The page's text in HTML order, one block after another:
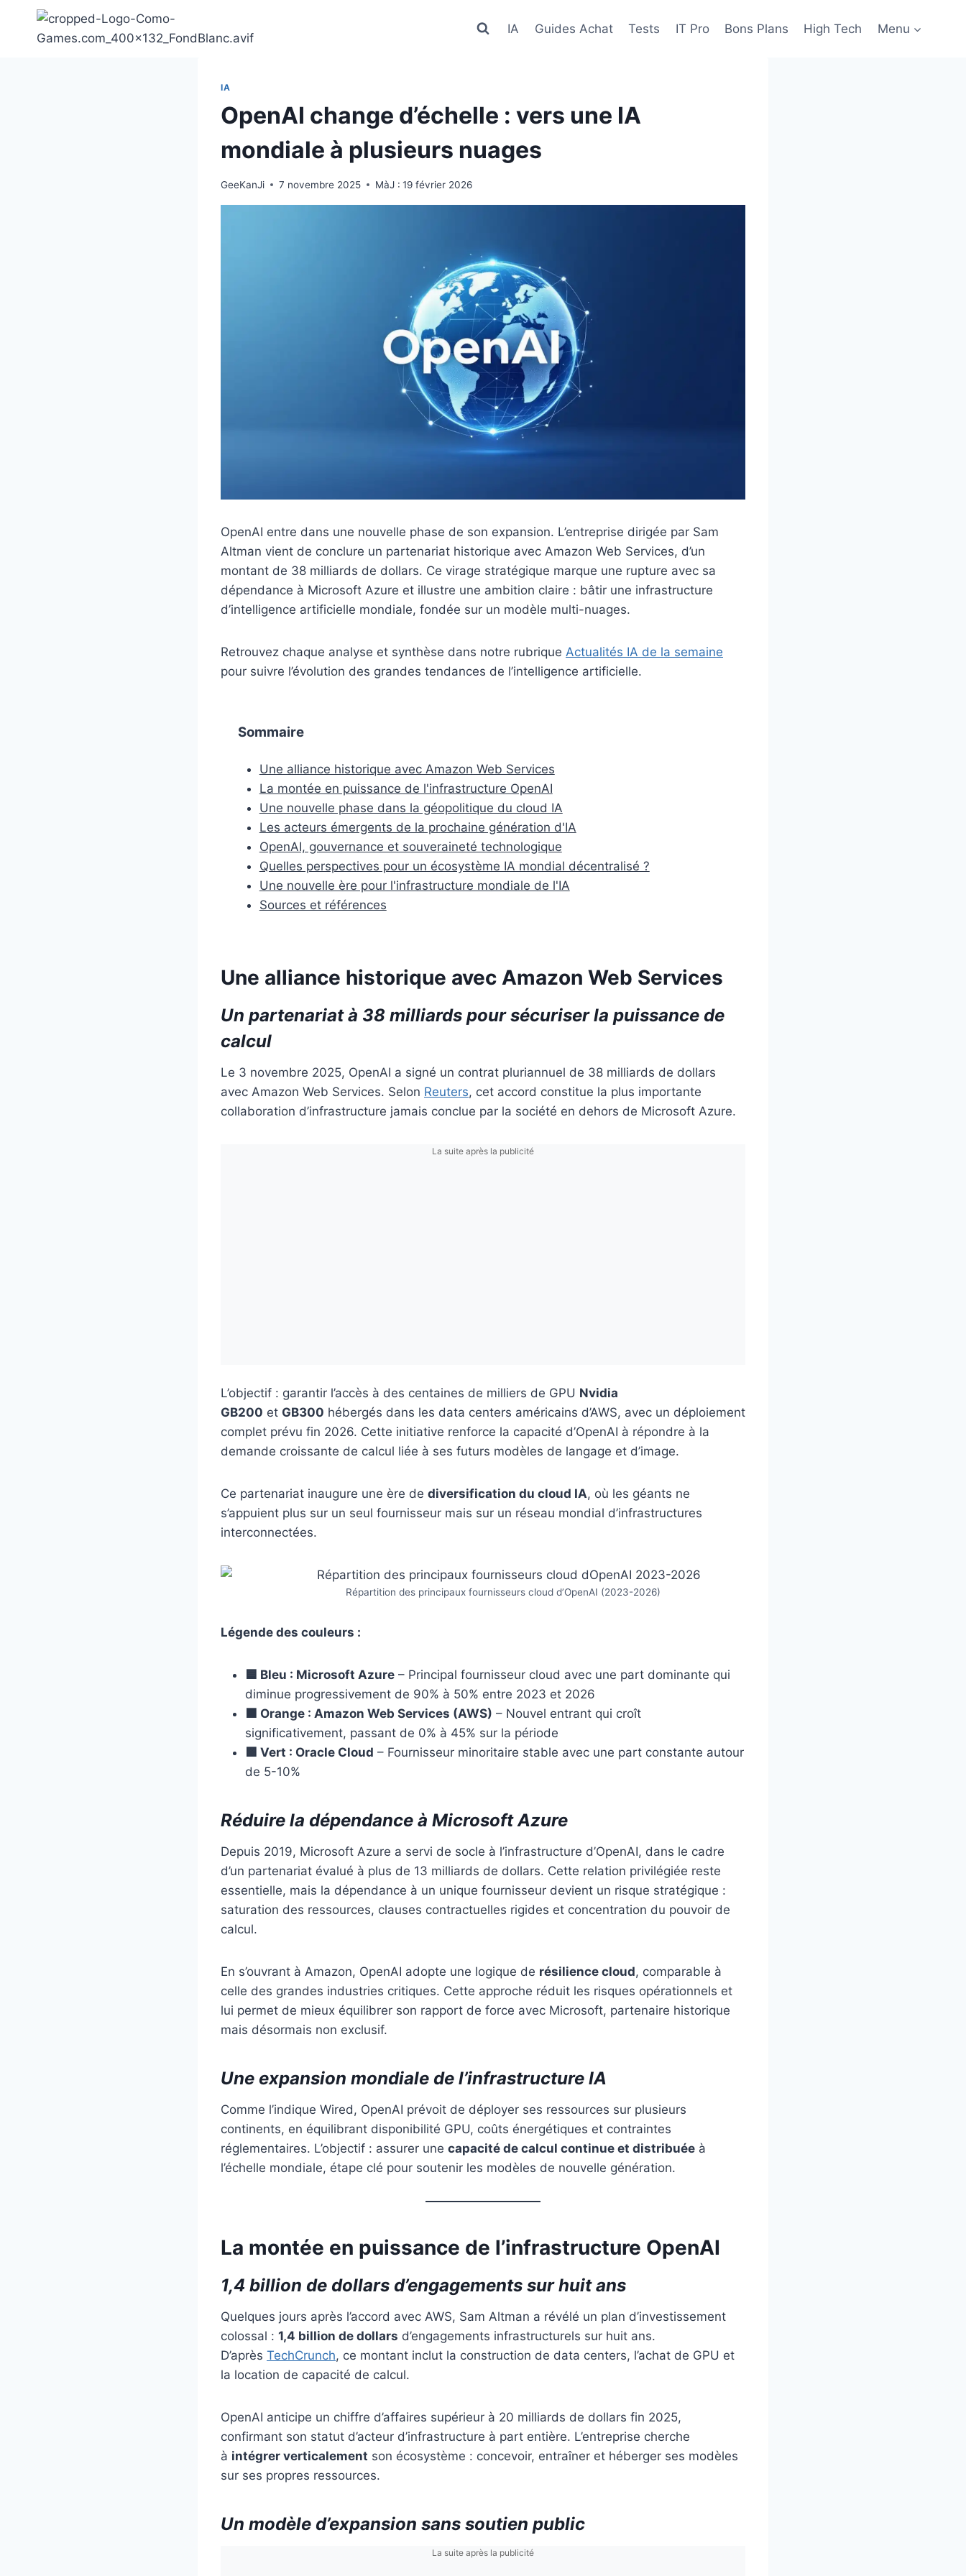
contenu
IA Guides Achat Tests IT Pro Bons Plans High Tech Menu
IA
OpenAI change d’échelle : vers une IA
mondiale à plusieurs nuages
GeeKanJi 7 novembre 2025 MàJ : 19 février 2026
OpenAI entre dans une nouvelle phase de son expansion. L’entreprise dirigée par Sam
Altman vient de conclure un partenariat historique avec Amazon Web Services, d’un
montant de 38 milliards de dollars. Ce virage stratégique marque une rupture avec sa
dépendance à Microsoft Azure et illustre une ambition claire : bâtir une infrastructure
d’intelligence artificielle mondiale, fondée sur un modèle multi-nuages.
Retrouvez chaque analyse et synthèse dans notre rubrique Actualités IA de la semaine
pour suivre l’évolution des grandes tendances de l’intelligence artificielle.
Sommaire
Une alliance historique avec Amazon Web Services
La montée en puissance de l'infrastructure OpenAI
Une nouvelle phase dans la géopolitique du cloud IA
Les acteurs émergents de la prochaine génération d'IA
OpenAI, gouvernance et souveraineté technologique
Quelles perspectives pour un écosystème IA mondial décentralisé ?
Une nouvelle ère pour l'infrastructure mondiale de l'IA
Sources et références
Une alliance historique avec Amazon Web Services
Un partenariat à 38 milliards pour sécuriser la puissance de
calcul
Le 3 novembre 2025, OpenAI a signé un contrat pluriannuel de 38 milliards de dollars
avec Amazon Web Services. Selon Reuters, cet accord constitue la plus importante
collaboration d’infrastructure jamais conclue par la société en dehors de Microsoft Azure.
La suite après la publicité
L’objectif : garantir l’accès à des centaines de milliers de GPU Nvidia
GB200 et GB300 hébergés dans les data centers américains d’AWS, avec un déploiement
complet prévu fin 2026. Cette initiative renforce la capacité d’OpenAI à répondre à la
demande croissante de calcul liée à ses futurs modèles de langage et d’image.
Ce partenariat inaugure une ère de diversification du cloud IA, où les géants ne
s’appuient plus sur un seul fournisseur mais sur un réseau mondial d’infrastructures
interconnectées.
Répartition des principaux fournisseurs cloud d’OpenAI (2023-2026)
Légende des couleurs :
🟦 Bleu : Microsoft Azure – Principal fournisseur cloud avec une part dominante qui
diminue progressivement de 90% à 50% entre 2023 et 2026
🟧 Orange : Amazon Web Services (AWS) – Nouvel entrant qui croît
significativement, passant de 0% à 45% sur la période
🟩 Vert : Oracle Cloud – Fournisseur minoritaire stable avec une part constante autour
de 5-10%
Réduire la dépendance à Microsoft Azure
Depuis 2019, Microsoft Azure a servi de socle à l’infrastructure d’OpenAI, dans le cadre
d’un partenariat évalué à plus de 13 milliards de dollars. Cette relation privilégiée reste
essentielle, mais la dépendance à un unique fournisseur devient un risque stratégique :
saturation des ressources, clauses contractuelles rigides et concentration du pouvoir de
calcul.
En s’ouvrant à Amazon, OpenAI adopte une logique de résilience cloud, comparable à
celle des grandes industries critiques. Cette approche réduit les risques opérationnels et
lui permet de mieux équilibrer son rapport de force avec Microsoft, partenaire historique
mais désormais non exclusif.
Une expansion mondiale de l’infrastructure IA
Comme l’indique Wired, OpenAI prévoit de déployer ses ressources sur plusieurs
continents, en équilibrant disponibilité GPU, coûts énergétiques et contraintes
réglementaires. L’objectif : assurer une capacité de calcul continue et distribuée à
l’échelle mondiale, étape clé pour soutenir les modèles de nouvelle génération.
La montée en puissance de l’infrastructure OpenAI
1,4 billion de dollars d’engagements sur huit ans
Quelques jours après l’accord avec AWS, Sam Altman a révélé un plan d’investissement
colossal : 1,4 billion de dollars d’engagements infrastructurels sur huit ans.
D’après TechCrunch, ce montant inclut la construction de data centers, l’achat de GPU et
la location de capacité de calcul.
OpenAI anticipe un chiffre d’affaires supérieur à 20 milliards de dollars fin 2025,
confirmant son statut d’acteur d’infrastructure à part entière. L’entreprise cherche
à intégrer verticalement son écosystème : concevoir, entraîner et héberger ses modèles
sur ses propres ressources.
Un modèle d’expansion sans soutien public
La suite après la publicité